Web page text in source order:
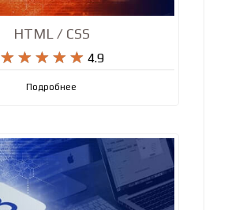
HTML / CSS
    
     4.9
Подробнее